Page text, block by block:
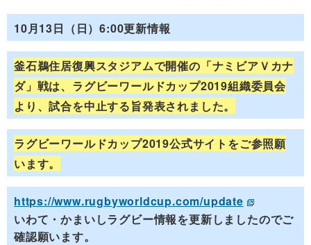
10月13日（日）6:00更新情報
釜石鵜住居復興スタジアムで開催の「ナミビアＶカナ
ダ」戦は、ラグビーワールドカップ2019組織委員会
より、試合を中止する旨発表されました。
ラグビーワールドカップ2019公式サイトをご参照願
います。
https://www.rugbyworldcup.com/update
いわて・かまいしラグビー情報を更新しましたのでご
確認願います。